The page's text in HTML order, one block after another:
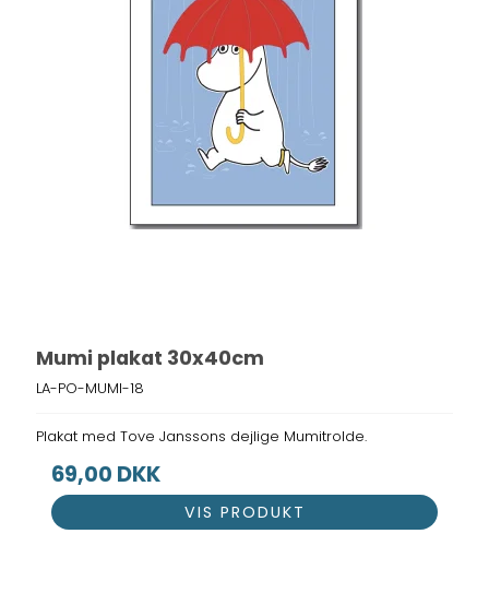
Mumi plakat 30x40cm
LA-PO-MUMI-18
Plakat med Tove Janssons dejlige Mumitrolde.
69,00 DKK
VIS PRODUKT